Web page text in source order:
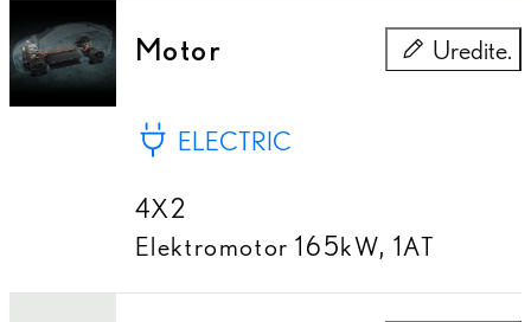
Motor Uredite.
Motor
ELECTRIC
4X2
Elektromotor 165kW, 1AT